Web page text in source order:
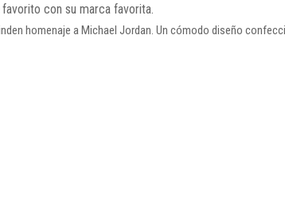
con su marca favorita.
homenaje a Michael Jordan. Un cómodo diseño